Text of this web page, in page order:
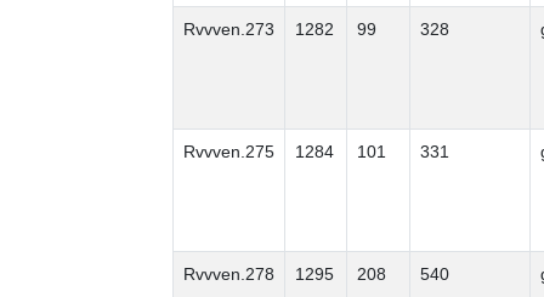
Rvvven.273 1282 99 328
Rvvven.275 1284 101 331
Rvvven.278 1295 208 540